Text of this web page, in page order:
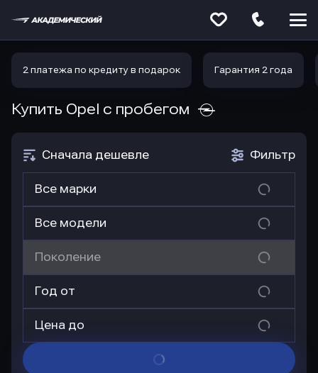
2 платежа по кредиту в подарок Гарантия 2 года
Купить Opel с пробегом
Фильтр
Сначала дешевле
Все марки
Все модели
Поколение
Год от
Цена до